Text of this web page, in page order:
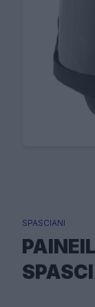
SPASCIANI